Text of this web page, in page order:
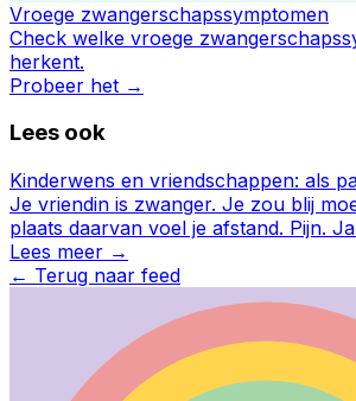
Vroege zwangerschapssymptomen
Check welke vroege
herkent.
Probeer het →
Lees ook
Kinderwens en vriendschappen: als
Je vriendin is zwanger. Je zou blij
plaats daarvan voel je afstand. Pijn.
Lees meer →
← Terug naar feed